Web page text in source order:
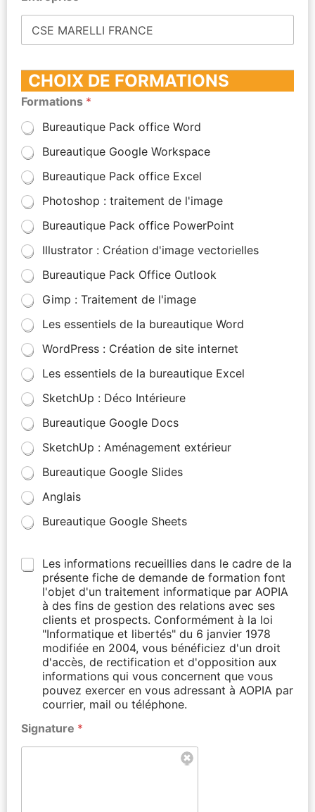
CHOIX DE FORMATIONS
Formations *
Bureautique Pack office Word
Bureautique Google Workspace
Bureautique Pack office Excel
Photoshop : traitement de l'image
Bureautique Pack office PowerPoint
Illustrator : Création d'image vectorielles
Bureautique Pack Office Outlook
Gimp : Traitement de l'image
Les essentiels de la bureautique Word
WordPress : Création de site internet
Les essentiels de la bureautique Excel
SketchUp : Déco Intérieure
Bureautique Google Docs
SketchUp : Aménagement extérieur
Bureautique Google Slides
Anglais
Bureautique Google Sheets
Les informations recueillies dans le cadre de la
présente fiche de demande de formation font
l'objet d'un traitement informatique par AOPIA
à des fins de gestion des relations avec ses
clients et prospects. Conformément à la loi
"Informatique et libertés" du 6 janvier 1978
modifiée en 2004, vous bénéficiez d'un droit
d'accès, de rectification et d'opposition aux
informations qui vous concernent que vous
pouvez exercer en vous adressant à AOPIA par
courrier, mail ou téléphone.
Signature *